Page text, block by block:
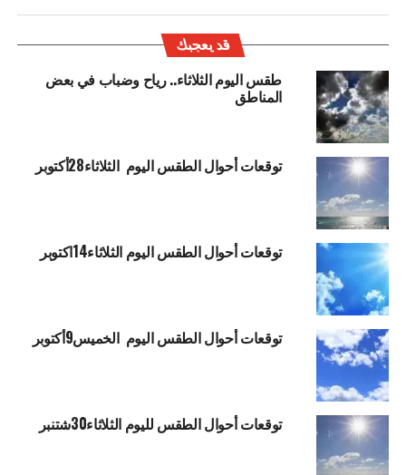
قد يعجبك
طقس اليوم الثلاثاء.. رياح وضباب في بعض
المناطق
توقعات أحوال الطقس اليوم الثلاثاء28أكتوبر
توقعات أحوال الطقس اليوم الثلاثاء14اكتوبر
توقعات أحوال الطقس اليوم الخميس9أكتوبر
توقعات أحوال الطقس لليوم الثلاثاء30شتنبر